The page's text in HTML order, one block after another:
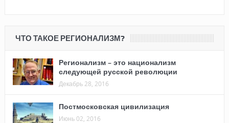
ЧТО ТАКОЕ РЕГИОНАЛИЗМ?
Регионализм – это национализм
следующей русской революции
Декабрь 28, 2016
Постмосковская цивилизация
Июнь 02, 2016